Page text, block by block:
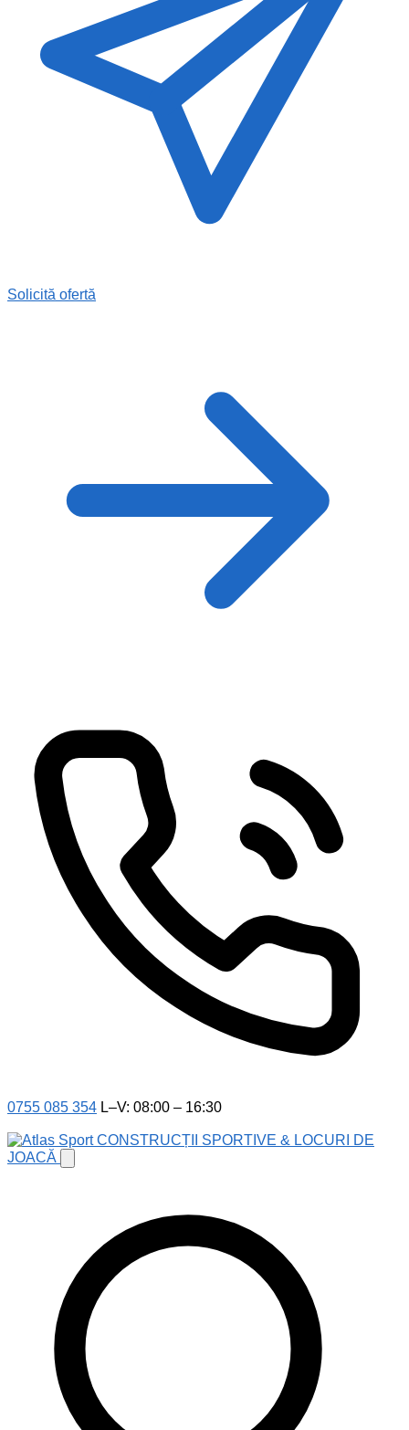
Solicită ofertă
0755 085 354 L–V: 08:00 – 16:30
CONSTRUCȚII SPORTIVE & LOCURI DE
JOACĂ